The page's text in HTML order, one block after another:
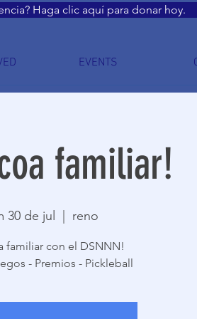
Haga clic aquí para donar hoy.
EVENTS
familiar!
30 de jul
  |
reno
familiar con el DSNNN!
- Premios - Pickleball